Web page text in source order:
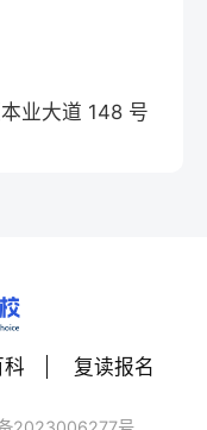
业大道 148 号
科 复读报名